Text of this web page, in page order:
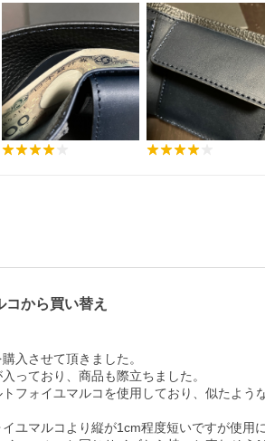
から買い替え
入させて頂きました。
っており、商品も際立ちました。
フォイユマルコを使用しており、似たよ
ユマルコより縦が1cm程度短いですが使用